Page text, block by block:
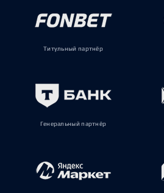
Титульный партнёр
Генеральный партнёр